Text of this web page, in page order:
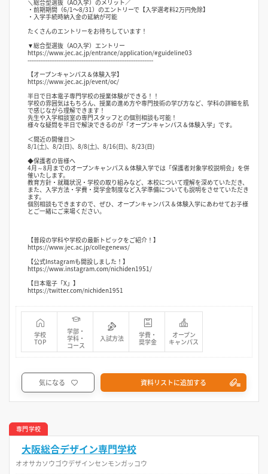
＼総合型選抜（AO入学）のメリット／
・前期期間（6/1〜8/31）のエントリーで【入学選考料2万円免除】
・入学手続時納入金の延納が可能
たくさんのエントリーをお待ちしています！
▼総合型選抜（AO入学）エントリー
https://www.jec.ac.jp/entrance/application/#guideline03
----------------------------------------------------------------------
【オープンキャンパス＆体験入学】
https://www.jec.ac.jp/event/oc/
半日で日本電子専門学校の授業体験ができる！！
学校の雰囲気はもちろん、授業の進め方や専門技術の学び方など、学科の詳細を肌
で感じながら理解できます！
先生や入学相談室の専門スタッフとの個別相談も可能！
様々な疑問を半日で解決できるのが「オープンキャンパス＆体験入学」です。
＜間近の開催日＞
8/1(土)、8/2(日)、8/8(土)、8/16(日)、8/23(日)
◆保護者の皆様へ
4月～8月までのオープンキャンパス＆体験入学では「保護者対象学校説明会」を併
催いたします。
教育方針・就職状況・学校の取り組みなど、本校について理解を深めていただき、
また、入学方法・学費・奨学金制度など入学準備についても説明をさせていただき
ます。
個別相談もできますので、ぜひ、オープンキャンパス＆体験入学にあわせてお子様
とご一緒にご来場ください。
【普段の学科や学校の最新トピックをご紹介！】
https://www.jec.ac.jp/collegenews/
【公式Instagramも開設しました！】
https://www.instagram.com/nichiden1951/
【日本電子「X」】
https://twitter.com/nichiden1951
学校
TOP
学部・
学科・
コース
入試方法
学費・
奨学金
オープン
キャンパス
気になる 資料リストに追加する
専門学校
大阪総合デザイン専門学校
オオサカソウゴウデザインセンモンガッコウ